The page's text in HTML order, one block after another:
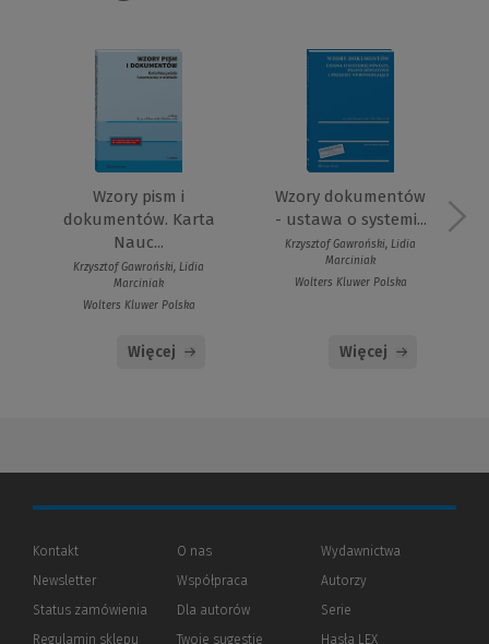
Wzory pism i
dokumentów. Karta
Nauc...
Krzysztof Gawroński, Lidia
Marciniak
Wolters Kluwer Polska
Więcej
Wzory dokumentów
- ustawa o systemi...
Krzysztof Gawroński, Lidia
Marciniak
Wolters Kluwer Polska
Więcej
Kontakt
Newsletter
Status zamówienia
Regulamin sklepu
O nas
Współpraca
Dla autorów(Nowe
(Link
Twoje sugestie
Wydawnictwa
Autorzy
Serie
Hasła LEX